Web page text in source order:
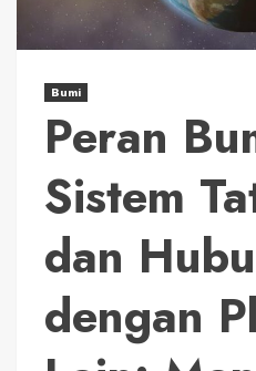
Bumi
Peran
Sistem
dan
dengan